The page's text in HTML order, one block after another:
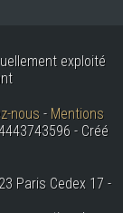
exploité
nous- Mentions
- Créé
Paris Cedex 17 -